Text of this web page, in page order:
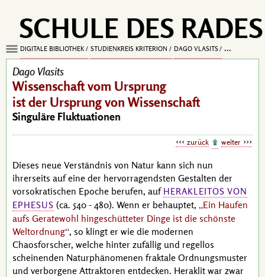
SCHULE DES RADES
DIGITALE BIBLIOTHEK STUDIENKREIS KRITERION DAGO VLASITS
Dago Vlasits
Wissenschaft vom Ursprung
ist der Ursprung von Wissenschaft
Singuläre Fluktuationen
zurück weiter
Dieses neue Verständnis von Natur kann sich nun
ihrerseits auf eine der hervorragendsten Gestalten der
vorsokratischen Epoche berufen, aufHERAKLEITOS VON
EPHESUS (ca. 540 - 480). Wenn er behauptet,
Ein Haufen
aufs Geratewohl hingeschütteter Dinge ist die schönste
Weltordnung , so klingt er wie die modernen
Chaosforscher, welche hinter zufällig und regellos
scheinenden Naturphänomenen fraktale Ordnungsmuster
und verborgene Attraktoren entdecken. Heraklit war zwar